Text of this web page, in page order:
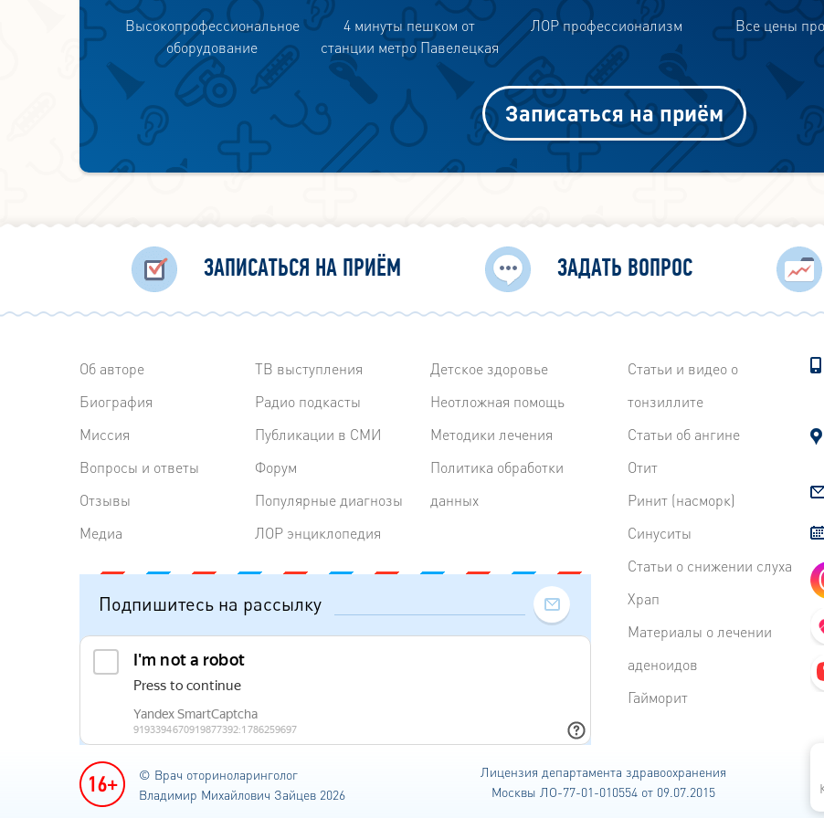
Высокопрофессиональное
оборудование
4 минуты пешком от
станции метро Павелецкая
ЛОР профессионализм Все цены
Записаться на приём
ЗАПИСАТЬСЯ НА ПРИЁМ ЗАДАТЬ ВОПРОС
Об авторе
Биография
Миссия
Вопросы и ответы
Отзывы
Медиа
ТВ выступления
Радиo подкасты
Публикации в СМИ
Форум
Популярные диагнозы
ЛОР энциклопедия
Детское здоровье
Неотложная помощь
Методики лечения
Политика обработки
данных
Подпишитесь на рассылку
Статьи и видео о
тонзиллите
Статьи об ангине
Отит
Ринит (насморк)
Синуситы
Статьи о снижении слуха
Храп
Материалы о лечении
аденоидов
Гайморит
© Врач оториноларинголог
Владимир Михайлович Зайцев 2026
Лицензия департаментаздравоохранения
Москвы ЛО-77-01-010554 от 09.07.2015